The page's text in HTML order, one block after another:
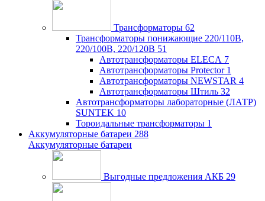
Трансформаторы 62
Трансформаторы понижающие 220/110В,
220/100В, 220/120В 51
Автотрансформаторы ELECA 7
Автотрансформаторы Protector 1
Автотрансформаторы NEWSTAR 4
Автотрансформаторы Штиль 32
Автотрансформаторы лабораторные (ЛАТР)
SUNTEK 10
Тороидальные трансформаторы 1
Аккумуляторные батареи 288
Аккумуляторные батареи
Выгодные предложения АКБ 29